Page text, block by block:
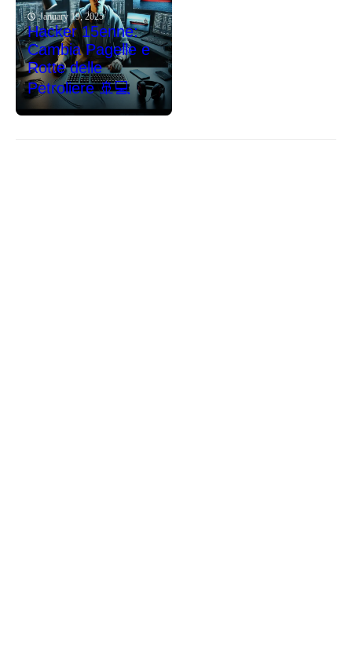
January 19, 2025
Hacker 15enne:
Cambia Pagelle e
Rotte delle
Petroliere 🚢💻